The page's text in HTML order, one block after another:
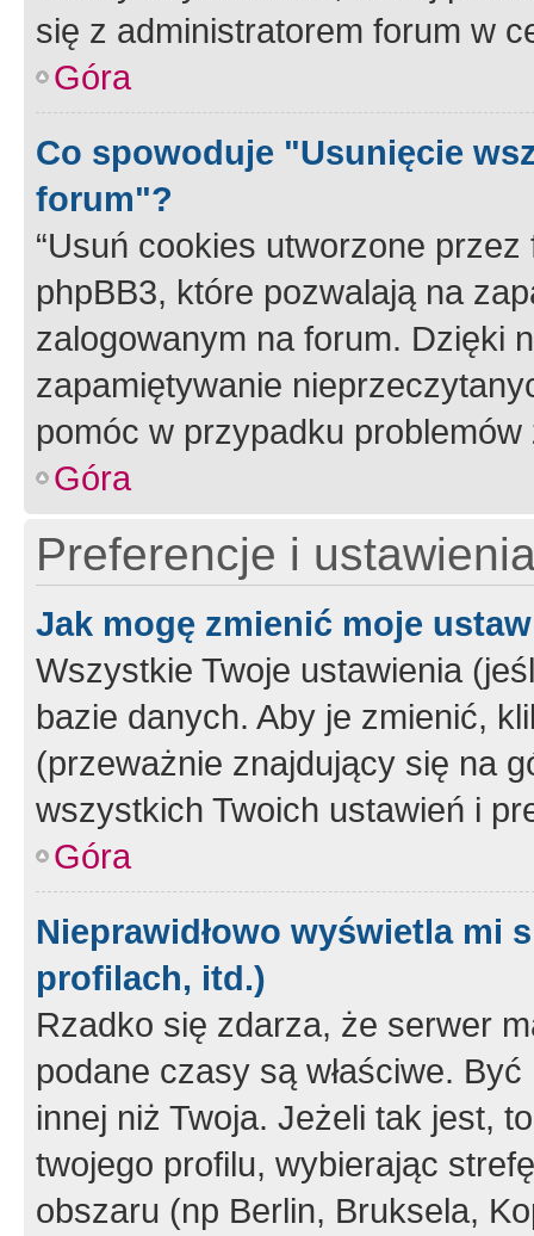
się z administratorem forum w
Góra
Co spowoduje "Usunięcie
forum"?
“Usuń cookies utworzone
phpBB3, które pozwalają na
zalogowanym na forum. Dzięki
zapamiętywanie
pomóc w przypadku
Góra
Preferencje i
Jak mogę zmienić moje
Wszystkie Twoje ustawienia
bazie danych. Aby je zmienić,
(przeważnie znajdujący się na
wszystkich Twoich ustawień i
Góra
Nieprawidłowo wyświetla mi
profilach, itd.)
Rzadko się zdarza, że serwer
podane czasy są właściwe.
innej niż Twoja. Jeżeli tak jest,
twojego profilu, wybierając
obszaru (np Berlin, Bruksela,